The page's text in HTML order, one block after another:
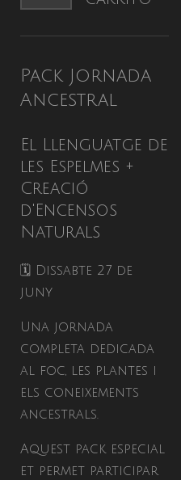
Pack Jornada
Ancestral
El Llenguatge de
les Espelmes +
Creació
d'Encensos
Naturals
🗓 Dissabte 27 de
juny
Una jornada
completa dedicada
al foc, les plantes i
els coneixements
ancestrals.
Aquest pack especial
et permet participar